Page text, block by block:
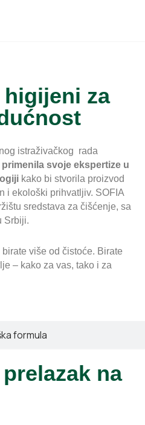
formula
za
istraživačkog rada
primenila svoje ekspertize u
kako bi stvorila proizvod
i ekološki prihvatljiv. SOFIA
sredstava za čišćenje, sa
Srbiji.
više od čistoće. Birate
– kako za vas, tako i za
na